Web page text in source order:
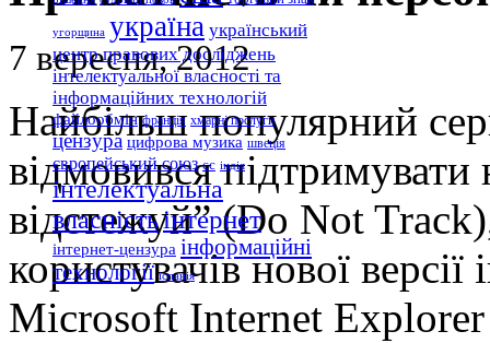
угорщина україна український
центр правових досліджень
інтелектуальної власності та
інформаційних технологій
файлообмін франція хмарні послуги
цензура цифрова музика швеція
європейський союз єс індія
інтелектуальна
власністьінтернет
інтернет-цензура інформаційні
технології іспанія
7 вересня, 2012
Найбільш популярний
відмовився
відстежуй” (Do Not
користувачів нової
Microsoft Internet